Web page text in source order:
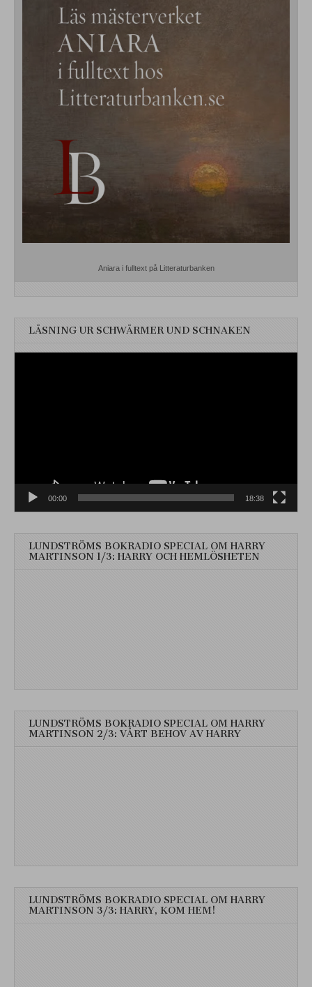
Aniara i fulltext på Litteraturbanken
LÄSNING UR SCHWÄRMER UND SCHNAKEN
00:00 18:38
LUNDSTRÖMS BOKRADIO SPECIAL OM HARRY
MARTINSON 1/3: HARRY OCH HEMLÖSHETEN
LUNDSTRÖMS BOKRADIO SPECIAL OM HARRY
MARTINSON 2/3: VÅRT BEHOV AV HARRY
LUNDSTRÖMS BOKRADIO SPECIAL OM HARRY
MARTINSON 3/3: HARRY, KOM HEM!